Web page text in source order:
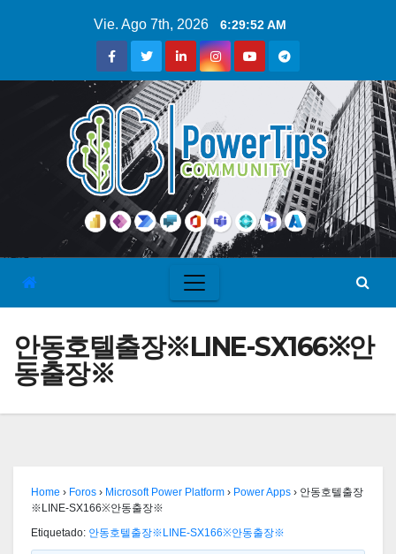
Vie. Ago 7th, 2026 6:29:53 AM
안동호텔출장※LINE-SX166※안
동출장※
Home › Foros › Microsoft Power Platform › Power Apps › 안동호텔출장
※LINE-SX166※안동출장※
Etiquetado: 안동호텔출장※LINE-SX166※안동출장※